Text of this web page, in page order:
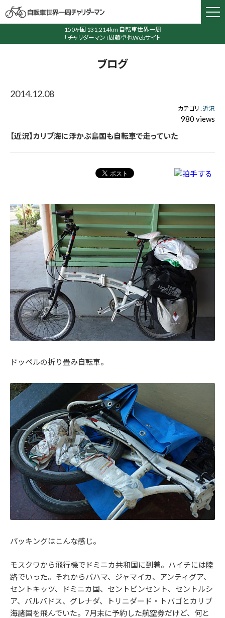
150ヶ国 131,214km 自転車世界一周
「チャリダーマン」周藤卓也Webサイト
ブログ
2014.12.08
カテゴリ :近況
980 views
【近況】カリブ海に浮かぶ島国も自転車で走っていた
ドッペルの折り畳み自転車。
パッキングはこんな感じ。
モスクワから飛行機でドミニカ共和国に到着。ハイチには陸
路でいった。それからバハマ、ジャマイカ、アンティグア、
セントキッツ、ドミニカ国、セントビンセント、セントルシ
ア、バルバドス、グレナダ、トリニダード・トバゴとカリブ
海諸国を飛んでいた。7月末に予約した航空券だけど、何と